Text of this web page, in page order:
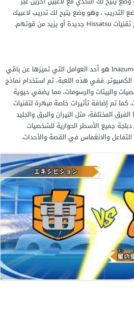
التدريب ، وهو وضع يتيح لك تدريب لاعبيك
الجرافيك في Inazuma Eleven Strikers هو أحد العوامل التي تميزها عن باقي
ففي هذه اللعبة، تم استخدام نماذج
والبيئات والرسومات، مما يضفي حيوية
تم إضافة تأثيرات خاصة مبهرة لتقنيات
المختلفة، مثل النيران والبرق والجليد
جميع الأسطر الحوارية للشخصيات
والانغماس في القصة والأحداث.